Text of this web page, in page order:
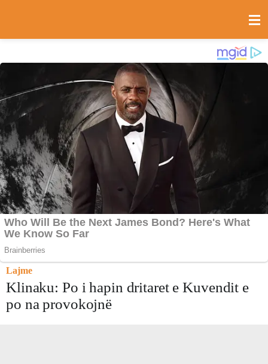
Lajme
Klinaku: Po i hapin dritaret e Kuvendit e
po na provokojnë